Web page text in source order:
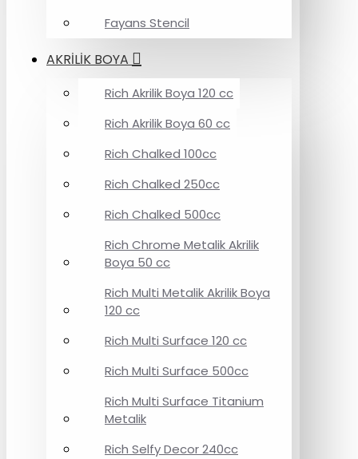
Fayans Stencil
AKRİLİK BOYA
Rich Akrilik Boya 120 cc
Rich Akrilik Boya 60 cc
Rich Chalked 100cc
Rich Chalked 250cc
Rich Chalked 500cc
Rich Chrome Metalik Akrilik
Boya 50 cc
Rich Multi Metalik Akrilik Boya
120 cc
Rich Multi Surface 120 cc
Rich Multi Surface 500cc
Rich Multi Surface Titanium
Metalik
Rich Selfy Decor 240cc